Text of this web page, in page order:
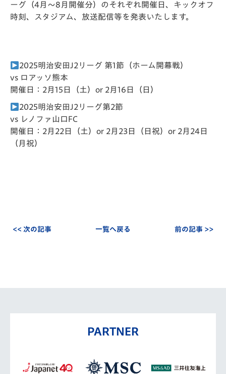
ーグ（4月～8月開催分）のそれぞれ開催日、キックオフ
時刻、スタジアム、放送配信等を発表いたします。
2025明治安田J2リーグ 第1節（ホーム開幕戦）
vs ロアッソ熊本
開催日：2月15日（土）or 2月16日（日）
2025明治安田J2リーグ第2節
vs レノファ山口FC
開催日：2月22日（土）or 2月23日（日祝）or 2月24日
（月祝）
<< 次の記事 一覧へ戻る 前の記事 >>
PARTNER